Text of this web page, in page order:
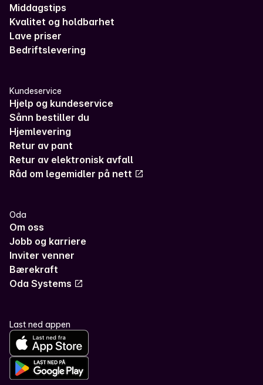
Middagstips
Kvalitet og holdbarhet
Lave priser
Bedriftslevering
Kundeservice
Hjelp og kundeservice
Sånn bestiller du
Hjemlevering
Retur av pant
Retur av elektronisk avfall
Råd om legemidler på nett
Oda
Om oss
Jobb og karriere
Inviter venner
Bærekraft
Oda Systems
Last ned appen